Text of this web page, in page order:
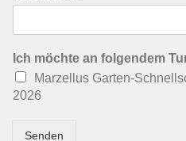
Ich möchte an folgendem
Marzellus Garten-
2026
Senden